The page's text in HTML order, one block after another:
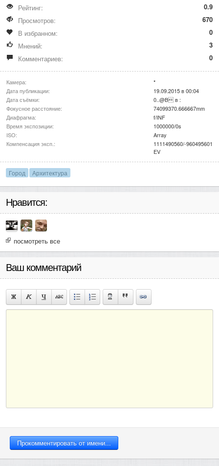
Рейтинг:
0.9
Просмотров:
670
В избранном:
0
Мнений:
3
Комментариев:
0
Камера:
*
Дата публикации:
19.09.2015 в 00:04
Дата съёмки:
0..@B в :
Фокусное расстояние:
74099370.666667mm
Диафрагма:
f/INF
Время экспозиции:
1000000/0s
ISO:
Array
Компенсация эксп.:
1111490560/-960495601
EV
Город Архитектура
Нравится:
посмотреть все
Ваш комментарий